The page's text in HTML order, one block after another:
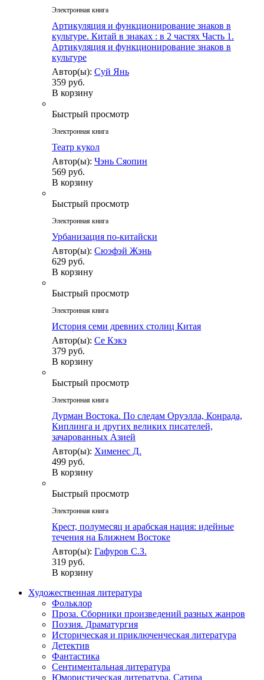
Электронная книга
Артикуляция и функционирование знаков в
культуре. Китай в знаках : в 2 частях Часть 1.
Артикуляция и функционирование знаков в
культуре
Автор(ы): Суй Янь
359 руб.
В корзину
Быстрый просмотр
Электронная книга
Театр кукол
Автор(ы): Чэнь Сяопин
569 руб.
В корзину
Быстрый просмотр
Электронная книга
Урбанизация по-китайски
Автор(ы): Сюэфэй Жэнь
629 руб.
В корзину
Быстрый просмотр
Электронная книга
История семи древних столиц Китая
Автор(ы): Се Кэкэ
379 руб.
В корзину
Быстрый просмотр
Электронная книга
Дурман Востока. По следам Оруэлла, Конрада,
Киплинга и других великих писателей,
зачарованных Азией
Автор(ы): Хименес Д.
499 руб.
В корзину
Быстрый просмотр
Электронная книга
Крест, полумесяц и арабская нация: идейные
течения на Ближнем Востоке
Автор(ы): Гафуров С.З.
319 руб.
В корзину
Художественная литература
Фольклор
Проза. Сборники произведений разных жанров
Поэзия. Драматургия
Историческая и приключенческая литература
Детектив
Фантастика
Сентиментальная литература
Юмористическая литература. Сатира